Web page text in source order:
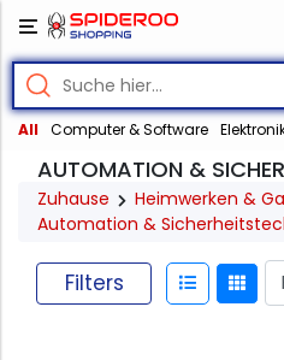
All Computer & Software
AUTOMATION &
Zuhause
Heimwerken &
Automation &
Filters